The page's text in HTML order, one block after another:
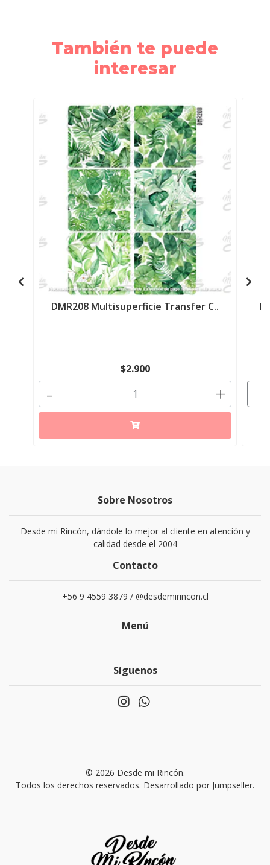
También te puede
interesar
DMR208 Multisuperficie Transfer C..
$2.900
+
-
Sobre Nosotros
Desde mi Rincón, dándole lo mejor al cliente en atención y
calidad desde el 2004
Contacto
+56 9 4559 3879 / @desdemirincon.cl
Menú
Síguenos
© 2026 Desde mi Rincón.
Todos los derechos reservados. Desarrollado por Jumpseller.